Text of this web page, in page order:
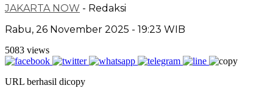
JAKARTA NOW - Redaksi
Rabu, 26 November 2025 - 19:23 WIB
5083 views
URL berhasil dicopy